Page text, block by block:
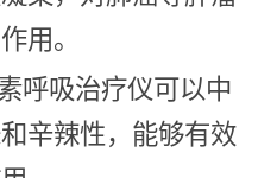
用。
呼吸治疗仪可以中
辛辣性，能够有效